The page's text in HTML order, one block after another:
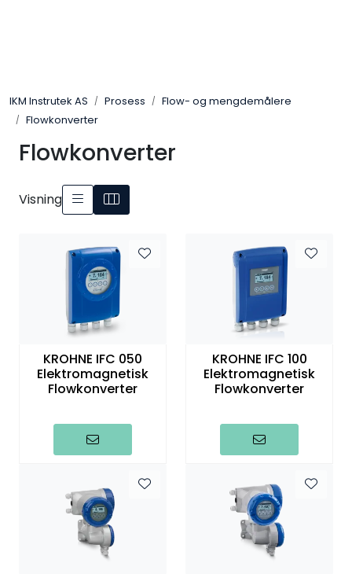
IKM Instrutek AS Prosess
Flow- og mengdemålere
Flowkonverter
Flowkonverter
Visning
KROHNE IFC 050
Elektromagnetisk
Flowkonverter
KROHNE IFC 100
Elektromagnetisk
Flowkonverter
Elektro
Elektronikk
Prosess
Miljø og sikkerhet
Kalibratorer
Termografi
Navigasjon & Kommunikasjon
Maskinvern & Instrumentering